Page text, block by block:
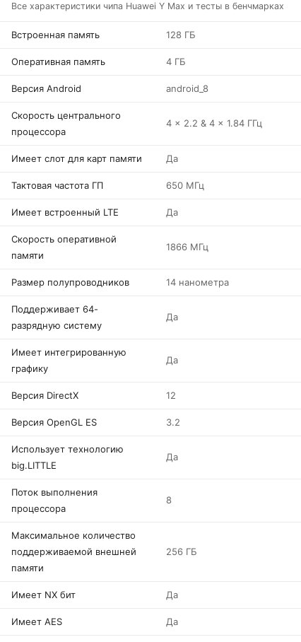
Все характеристики чипа Huawei Y Max и тесты в бенчмарках
Встроенная память 128 ГБ
Оперативная память 4 ГБ
Версия Android android_8
Скорость центрального
процессора
4 x 2.2 & 4 x 1.84 ГГц
Имеет слот для карт памяти Да
Тактовая частота ГП 650 МГц
Имеет встроенный LTE Да
Скорость оперативной
памяти
1866 МГц
Размер полупроводников 14 нанометра
Поддерживает 64-
разрядную систему
Да
Имеет интегрированную
графику
Да
Версия DirectX 12
Версия OpenGL ES 3.2
Использует технологию
big.LITTLE
Да
Поток выполнения
процессора
8
Максимальное количество
поддерживаемой внешней
памяти
256 ГБ
Имеет NX бит Да
Имеет AES Да